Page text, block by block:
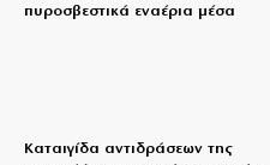
πυροσβεστικά εναέρια μέσα
Καταιγίδα αντιδράσεων της